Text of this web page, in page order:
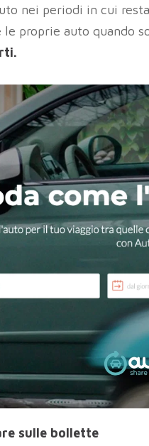
nei periodi in cui
proprie auto quando
sulle bollette